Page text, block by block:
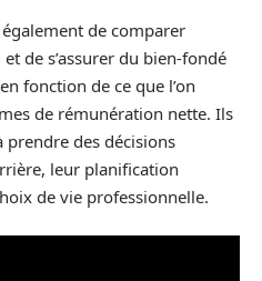
de comparer
de s’assurer du bien-fondé
fonction de ce que l’on
de rémunération nette. Ils
des décisions
leur planification
de vie professionnelle.